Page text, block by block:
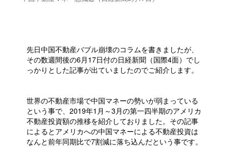
先日中国不動産バブル崩壊のコラムを書きましたが、
その数週間後の6月17日付の日経新聞（国際4面）でし
っかりとした記事が出ていましたのでご紹介します。
世界の不動産市場で中国マネーの勢いが弱まっている
という事で、2019年1月～3月の第一四半期のアメリカ
不動産投資額の推移を紹介しておりました。その記事
によるとアメリカへの中国マネーによる不動産投資は
なんと前年同期比で7割減に落ち込んだという事です。